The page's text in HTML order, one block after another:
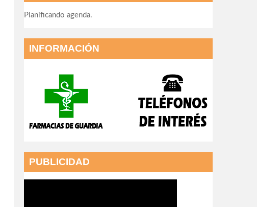
Planificando agenda.
INFORMACIÓN
PUBLICIDAD